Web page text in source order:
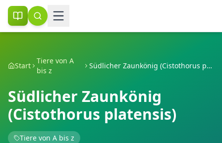
Start
Tiere von A
bis z
Südlicher Zaunkönig (Cistothorus platensis)
Südlicher Zaunkönig
(Cistothorus platensis)
Tiere von A bis z